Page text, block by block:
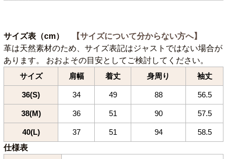
サイズ表（cm）
【サイズについて分からない方へ】
革は天然素材のため、サイズ表記はジャストではない場合が
あります。 おおよその目安としてご検討してください。
サイズ 肩幅 着丈 身周り 袖丈
36(S) 34 49 88 56.5
38(M) 36 51 90 57.5
40(L) 37 51 94 58.5
仕様表